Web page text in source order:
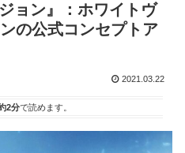
ョン』：ホワイトヴ
の公式コンセプトア
2021.03.22
2分で読めます。